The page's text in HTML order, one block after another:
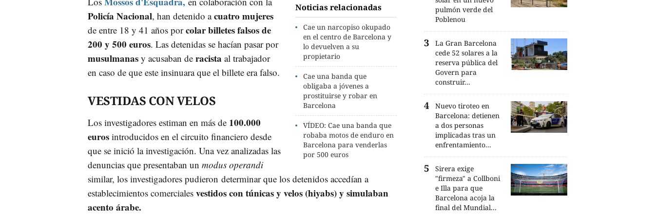
Noticias relacionadas
Cae un narcopiso okupado
en el centro de Barcelona y
lo devuelven a su
propietario
Cae una banda que
obligaba a jóvenes a
prostituirse y robar en
Barcelona
VÍDEO: Cae una banda que
robaba motos de enduro en
Barcelona para venderlas
por 500 euros
Policía Nacional, han detenido acuatro mujeres
de entre 18 y 41 años porcolar billetes falsos de
200 y 500 euros. Las detenidas se hacían pasar por
musulmanas y acusaban de racista al trabajador
en caso de que este insinuara que el billete era falso.
VESTIDAS CON VELOS
Los investigadores estiman en más de 100.000
euros introducidos en el circuito financiero desde
que se inició la investigación. Una vez analizadas las
denuncias que presentaban un modus operandi
similar, los investigadores pudieron determinar que los detenidos accedían a
establecimientos comerciales vestidos con túnicas y velos (hiyabs)y simulaban
acento árabe.
pulmón verde del
Poblenou
La Gran Barcelona
cede 52 solares a la
reserva pública del
Govern para
construir...
Nuevo tiroteo en
Barcelona: detienen
a dos personas
implicadas tras un
enfrentamiento...
Sirera exige
"firmeza" a Collboni
e Illa para que
Barcelona acoja la
final del Mundial...